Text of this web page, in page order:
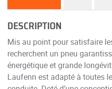
DESCRIPTION
Mis au point pour satisfaire
recherchent un pneu
énergétique et grande
Laufenn est adapté à toutes